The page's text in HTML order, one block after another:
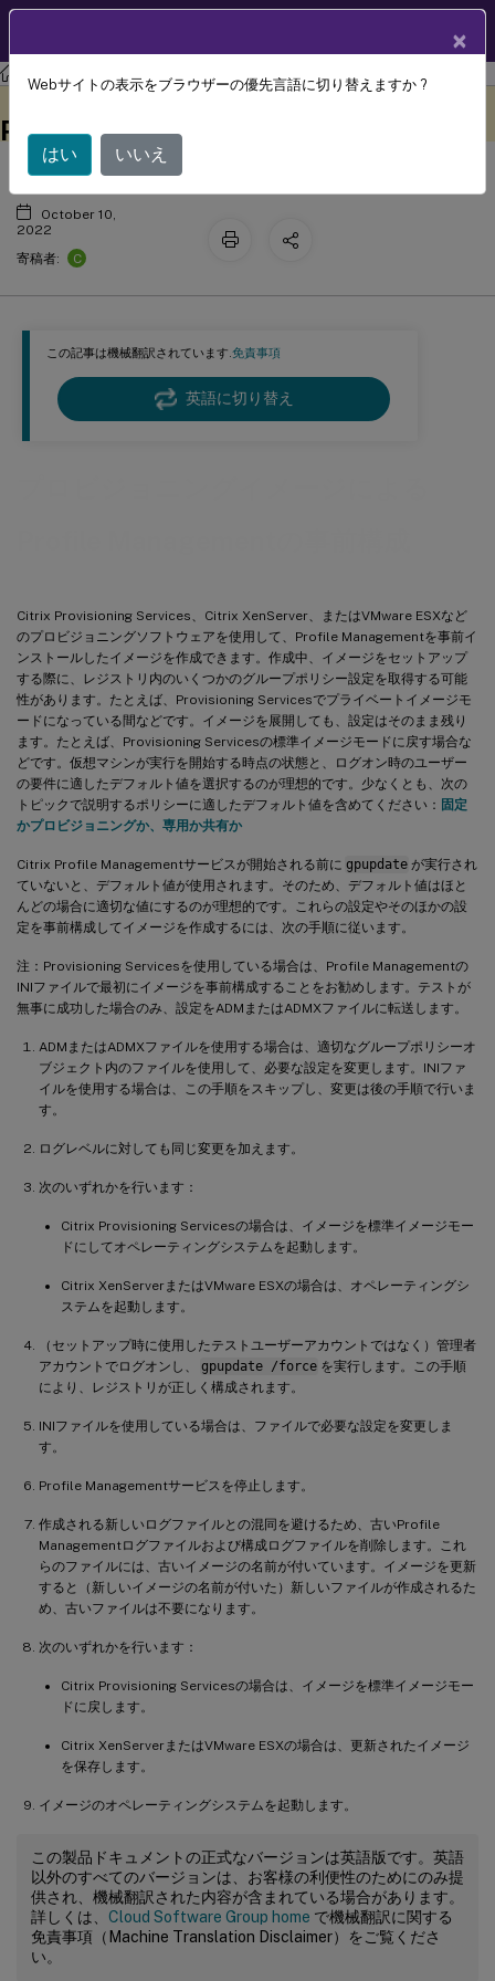
Profile Management Profile Management 2206
この記事は機械翻訳されています.免責事項
英語に切り替え
Citrix Provisioning Services、Citrix XenServer、またはVMware ESXなど
のプロビジョニングソフトウェアを使用して、Profile Managementを事前イ
ンストールしたイメージを作成できます。作成中、イメージをセットアップ
する際に、レジストリ内のいくつかのグループポリシー設定を取得する可能
性があります。たとえば、Provisioning Servicesでプライベートイメージモ
ードになっている間などです。イメージを展開しても、設定はそのまま残り
ます。たとえば、Provisioning Servicesの標準イメージモードに戻す場合な
どです。仮想マシンが実行を開始する時点の状態と、ログオン時のユーザー
の要件に適したデフォルト値を選択するのが理想的です。少なくとも、次の
トピックで説明するポリシーに適したデフォルト値を含めてください： 固定
かプロビジョニングか、専用か共有か
Citrix Profile Managementサービスが開始される前に gpupdate が実行され
ていないと、デフォルト値が使用されます。そのため、デフォルト値はほと
んどの場合に適切な値にするのが理想的です。これらの設定やそのほかの設
定を事前構成してイメージを作成するには、次の手順に従います。
注：Provisioning Servicesを使用している場合は、Profile Managementの
INIファイルで最初にイメージを事前構成することをお勧めします。テストが
無事に成功した場合のみ、設定をADMまたはADMXファイルに転送します。
ADMまたはADMXファイルを使用する場合は、適切なグループポリシーオ
ブジェクト内のファイルを使用して、必要な設定を変更します。INIファ
イルを使用する場合は、この手順をスキップし、変更は後の手順で行いま
す。
ログレベルに対しても同じ変更を加えます。
次のいずれかを行います：
Citrix Provisioning Servicesの場合は、イメージを標準イメージモー
ドにしてオペレーティングシステムを起動します。
Citrix XenServerまたはVMware ESXの場合は、オペレーティングシ
ステムを起動します。
（セットアップ時に使用したテストユーザーアカウントではなく）管理者
アカウントでログオンし、
gpupdate /force を実行します。この手順
により、レジストリが正しく構成されます。
INIファイルを使用している場合は、ファイルで必要な設定を変更しま
す。
Profile Managementサービスを停止します。
作成される新しいログファイルとの混同を避けるため、古いProfile
Managementログファイルおよび構成ログファイルを削除します。これ
らのファイルには、古いイメージの名前が付いています。イメージを更新
すると（新しいイメージの名前が付いた）新しいファイルが作成されるた
め、古いファイルは不要になります。
次のいずれかを行います：
Citrix Provisioning Servicesの場合は、イメージを標準イメージモー
ドに戻します。
Citrix XenServerまたはVMware ESXの場合は、更新されたイメージ
を保存します。
イメージのオペレーティングシステムを起動します。
この製品ドキュメントの正式なバージョンは英語版です。英語
以外のすべてのバージョンは、お客様の利便性のためにのみ提
供され、機械翻訳された内容が含まれている場合があります。
詳しくは、 Cloud Software Group home で機械翻訳に関する
免責事項（Machine Translation Disclaimer）をご覧くださ
い。
プロビジョニングイメージによる
Profile Managementの事前構成
October 10,
2022
寄稿者:
C
×
Webサイトの表示をブラウザーの優先言語に切り替えますか ?
はい いいえ